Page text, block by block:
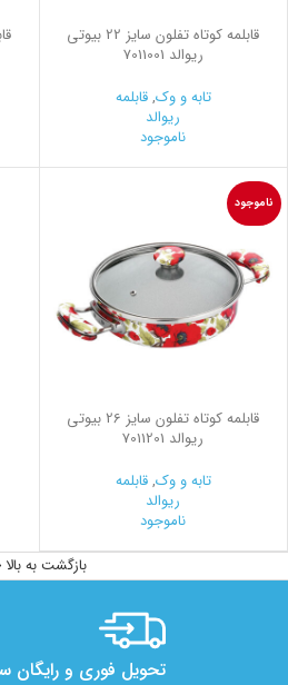
قابلمه کوتاه تفلون سایز 22 بیوتی
ریوالد 7011001
تابه و وک,قابلمه
ریوالد
ناموجود
ناموجود
قابلمه کوتاه تفلون سایز 26 بیوتی
ریوالد 7011201
تابه و وک,قابلمه
ریوالد
ناموجود
بازگشت به بالا
تحویل فوری و رایگان